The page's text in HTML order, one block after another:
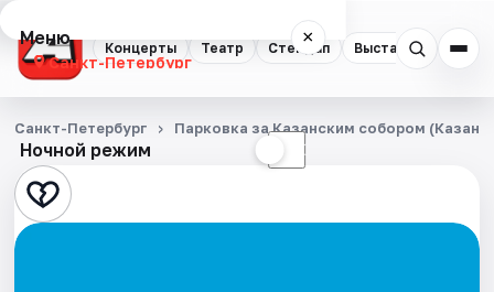
Концерты Театр Стендап Выставки
Меню ×
Санкт-Петербург
Концерты
Театр
Стендап
Ночной режим ☾
Санкт-Петербург Парковка за Казанским собором